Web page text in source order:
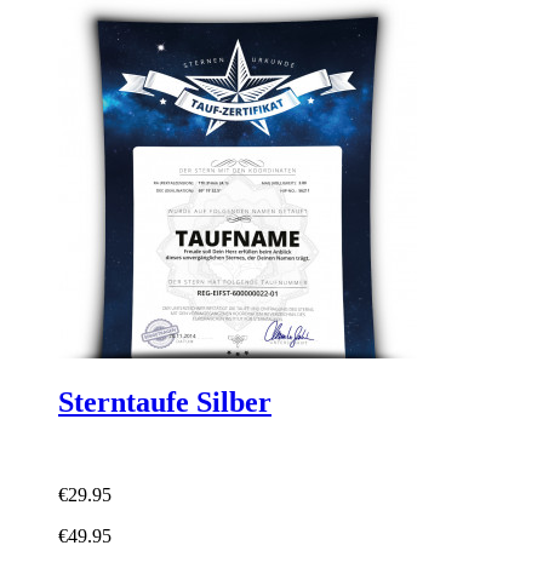
Sterntaufe Silber
€29.95
€49.95